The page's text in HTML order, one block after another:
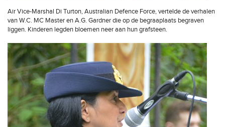
Air Vice-Marshal Di Turton, Australian Defence Force, vertelde de verhalen
van W.C. MC Master en A.G. Gardner die op de begraaplaats begraven
liggen. Kinderen legden bloemen neer aan hun grafsteen.